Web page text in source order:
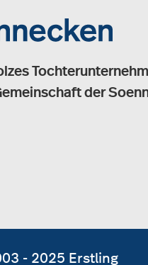
der
- 2025 Erstling